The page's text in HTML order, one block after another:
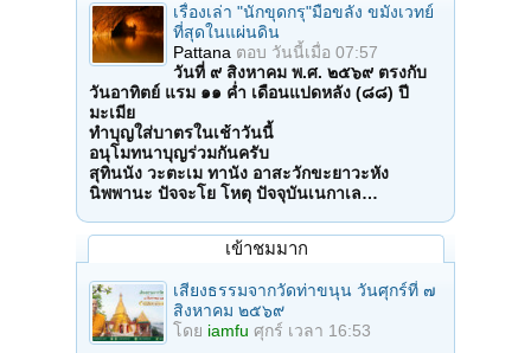
เรื่องเล่า "นักขุดกรุ"มือขลัง ขมังเวทย์
ที่สุดในแผ่นดิน
Pattana ตอบ วันนี้เมื่อ 07:57
วันที่ ๙ สิงหาคม พ.ศ. ๒๕๖๙ ตรงกับ
วันอาทิตย์ แรม ๑๑ ค่ำ เดือนแปดหลัง (๘๘) ปี
มะเมีย
ทำบุญใส่บาตรในเช้าวันนี้
อนุโมทนาบุญร่วมกันครับ
สุทินนัง วะตะเม ทานัง อาสะวักขะยาวะหัง
นิพพานะ ปัจจะโย โหตุ ปัจจุบันเนกาเล…
เข้าชมมาก
เสียงธรรมจากวัดท่าขนุน วันศุกร์ที่ ๗
สิงหาคม ๒๕๖๙
โดย iamfu ศุกร์ เวลา 16:53